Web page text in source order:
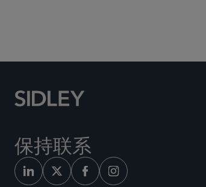
保持联系